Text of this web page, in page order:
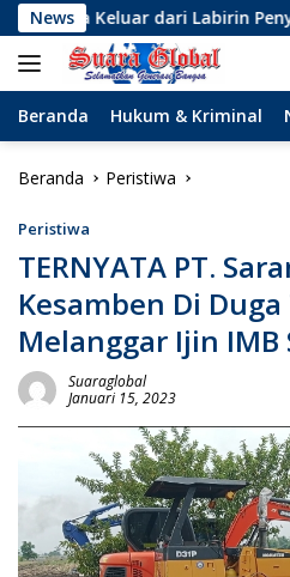
Langsung
ke
konten
News
Labirin Penyelidikan
Beranda Hukum & Kriminal
Beranda Peristiwa
Peristiwa
TERNYATA PT.
Kesamben Di
Melanggar Ijin IMB
Suaraglobal
Januari 15, 2023